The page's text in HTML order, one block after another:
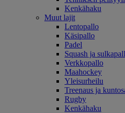
Kenkähaku
Muut lajit
Lentopallo
Käsipallo
Padel
Squash ja
Verkkopallo
Maahockey
Yleisurheilu
Treenaus ja
Rugby
Kenkähaku